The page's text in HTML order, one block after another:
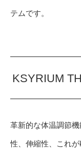
テムです。
KSYRIUM
革新的な体温調節
性、伸縮性、これ